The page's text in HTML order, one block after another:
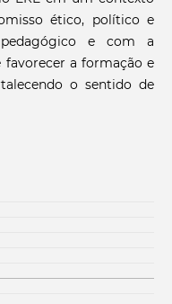
ético, político e
e com a
a formação e
o sentido de